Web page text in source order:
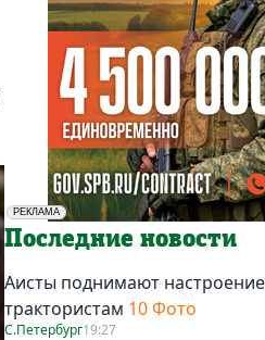
РЕКЛАМА
Социальная реклама
Последние новости
Аисты поднимают настроение
трактористам 10 Фото
С.Петербург19:27